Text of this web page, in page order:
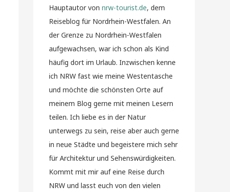
Hauptautor von nrw-tourist.de, dem
Reiseblog für Nordrhein-Westfalen. An
der Grenze zu Nordrhein-Westfalen
aufgewachsen, war ich schon als Kind
häufig dort im Urlaub. Inzwischen kenne
ich NRW fast wie meine Westentasche
und möchte die schönsten Orte auf
meinem Blog gerne mit meinen Lesern
teilen. Ich liebe es in der Natur
unterwegs zu sein, reise aber auch gerne
in neue Städte und begeistere mich sehr
für Architektur und Sehenswürdigkeiten.
Kommt mit mir auf eine Reise durch
NRW und lasst euch von den vielen